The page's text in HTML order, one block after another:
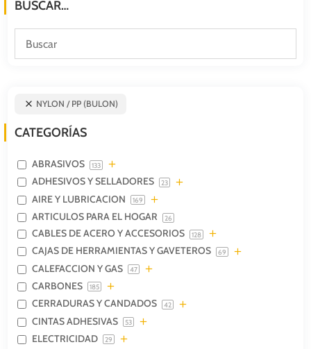
BUSCAR…
NYLON / PP (BULON)
CATEGORÍAS
ABRASIVOS 133
ADHESIVOS Y SELLADORES 23
AIRE Y LUBRICACION 169
ARTICULOS PARA EL HOGAR 26
CABLES DE ACERO Y ACCESORIOS 128
CAJAS DE HERRAMIENTAS Y GAVETEROS 69
CALEFACCION Y GAS 47
CARBONES 185
CERRADURAS Y CANDADOS 42
CINTAS ADHESIVAS 53
ELECTRICIDAD 29